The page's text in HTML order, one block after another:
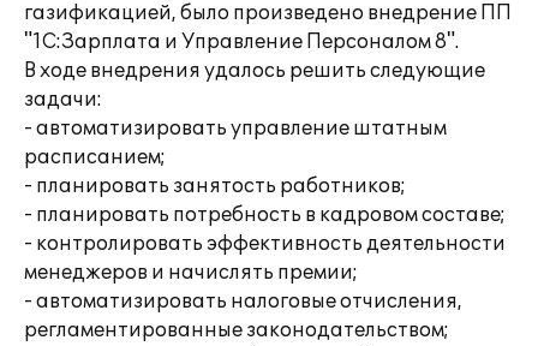
газификацией, было произведено внедрение ПП
"1С:Зарплата и Управление Персоналом 8".
В ходе внедрения удалось решить следующие
задачи:
- автоматизировать управление штатным
расписанием;
- планировать занятость работников;
- планировать потребность в кадровом составе;
- контролировать эффективность деятельности
менеджеров и начислять премии;
- автоматизировать налоговые отчисления,
регламентированные законодательством;